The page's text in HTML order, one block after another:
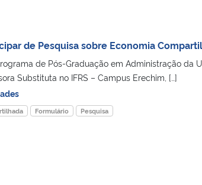
de Pesquisa sobre Economia
de Pós-Graduação em Administração da
Substituta no IFRS – Campus Erechim, […]
Formulário Pesquisa